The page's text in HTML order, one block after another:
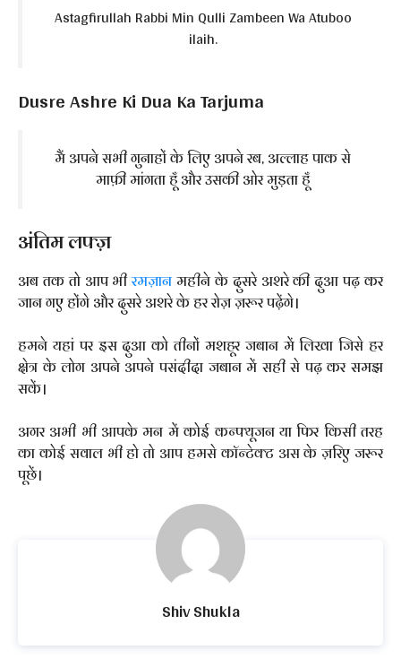
Astagfirullah Rabbi Min Qulli Zambeen Wa Atuboo
ilaih.
Dusre Ashre Ki Dua Ka Tarjuma
मैं अपने सभी गुनाहों के लिए अपने रब, अल्लाह पाक से
माफ़ी मांगता हूँ और उसकी ओर मुड़ता हूँ
अंतिम लफ्ज़
अब तक तो आप भीरमज़ानमहीने के दुसरे अशरे की दुआ पढ़ कर
जान गए होंगे और दुसरे अशरे के हर रोज़ ज़रूर पढ़ेंगे।
हमने यहां पर इस दुआ को तीनों मशहूर जबान में लिखा जिसे हर
क्षेत्र के लोग अपने अपने पसंदीदा जबान में सही से पढ़ कर समझ
सकें।
अगर अभी भी आपके मन में कोई कन्फ्यूजन या फिर किसी तरह
का कोई सवाल भी हो तो आप हमसे कॉन्टेक्ट अस के ज़रिए जरूर
पूछें।
Shiv Shukla